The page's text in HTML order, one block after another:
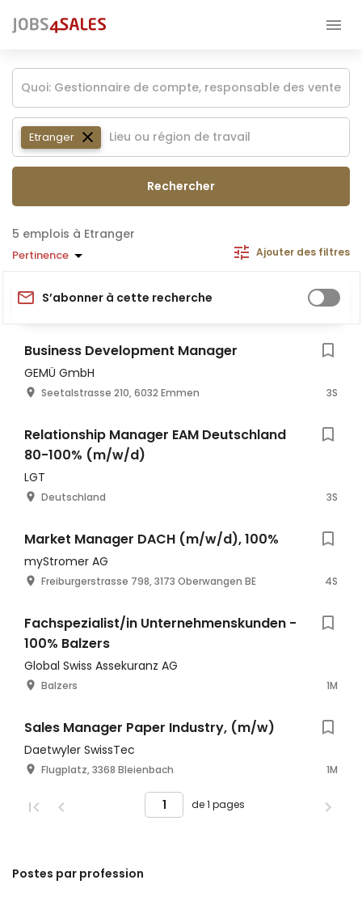
Etranger
Rechercher
emplois à Etranger
Pertinence Ajouter des filtres
S’abonner à cette recherche
Business Development Manager
GEMÜ GmbH
Seetalstrasse 210, 6032 Emmen 3S
Relationship Manager EAM Deutschland
80-100% (m/w/d)
LGT
Deutschland 3S
Market Manager DACH (m/w/d), 100%
myStromer AG
Freiburgerstrasse 798, 3173 Oberwangen BE 4S
Fachspezialist/in Unternehmenskunden -
100% Balzers
Global Swiss Assekuranz AG
Balzers 1M
Sales Manager Paper Industry, (m/w)
Daetwyler SwissTec
Flugplatz, 3368 Bleienbach 1M
de 1 pages
Postes par profession